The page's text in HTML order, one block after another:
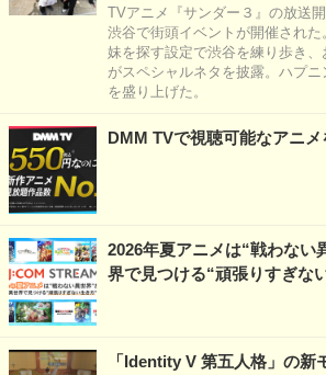
TVアニメ『サンダー３』の放送
渋谷で街頭イベントが開催され
妹を探す設定で渋谷を練り歩き、
がスペシャルネタを披露。ハプ
を盛り上げた。
DMM TVで視聴可能なアニメ
2026年夏アニメは“戦わない
界で見つける“頑張りすぎな
「Identity V 第五人格」の新